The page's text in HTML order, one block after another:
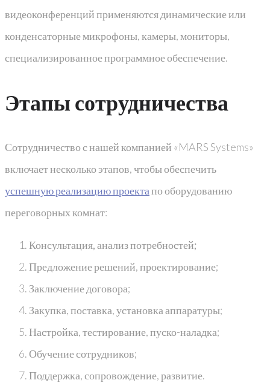
видеоконференций применяются динамические или
конденсаторные микрофоны, камеры, мониторы,
специализированное программное обеспечение.
Этапы сотрудничества
Сотрудничество с нашей компанией «MARS Systems»
включает несколько этапов, чтобы обеспечить
успешную реализацию проектапо оборудованию
переговорных комнат:
Консультация, анализ потребностей;
Предложение решений, проектирование;
Заключение договора;
Закупка, поставка, установка аппаратуры;
Настройка, тестирование, пуско-наладка;
Обучение сотрудников;
Поддержка, сопровождение, развитие.